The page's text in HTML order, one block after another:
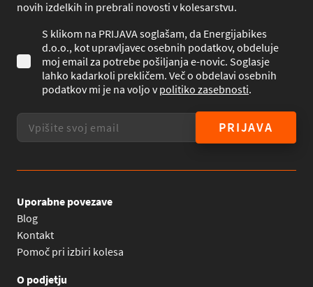
novih izdelkih in prebrali novosti v kolesarstvu.
S klikom na PRIJAVA soglašam, da Energijabikes
d.o.o., kot upravljavec osebnih podatkov, obdeluje
moj email za potrebe pošiljanja e-novic. Soglasje
lahko kadarkoli prekličem. Več o obdelavi osebnih
podatkov mi je na voljo vpolitiko zasebnosti.
PRIJAVA
Uporabne povezave
Blog
Kontakt
Pomoč pri izbiri kolesa
O podjetju